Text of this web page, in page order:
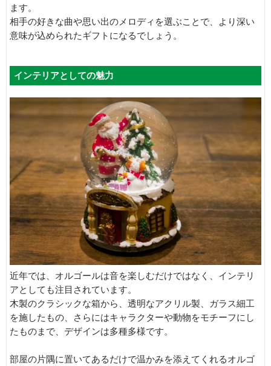
ます。
相手の好きな曲や思い出のメロディを選ぶことで、より深い
意味が込められたギフトになるでしょう。
インテリアとしての魅力
近年では、オルゴールは音を楽しむだけではなく、インテリ
アとしても注目されています。
木製のクラシックな箱から、透明なアクリル製、ガラス細工
を施したもの、さらにはキャラクターや動物をモチーフにし
たものまで、デザインは多種多様です。
部屋の片隅に置いてあるだけで温かみを添えてくれるオルゴ